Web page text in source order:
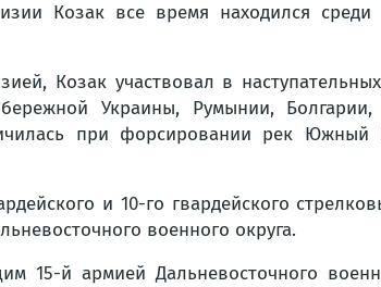
Козак все время находился
Козак участвовал в
Украины, Румынии,
при форсировании рек Южный
и 10-го гвардейского
военного округа.
15-й армией Дальневосточного